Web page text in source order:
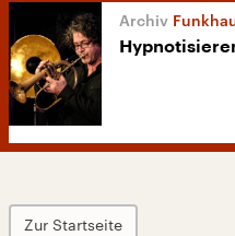
Zur Startseite